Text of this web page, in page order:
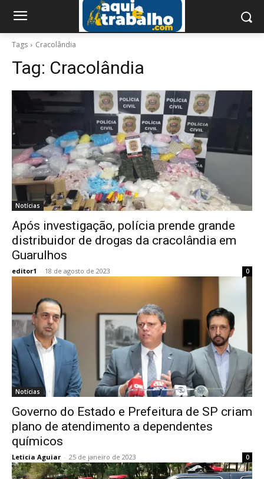
Tags Cracolândia
Tag: Cracolândia
Notícias
Após investigação, polícia prende grande
distribuidor de drogas da cracolândia em
Guarulhos
editor1 - 18 de agosto de 2023 0
Notícias
Governo do Estado e Prefeitura de SP criam
plano de atendimento a dependentes
químicos
Leticia Aguiar - 25 de janeiro de 2023 0